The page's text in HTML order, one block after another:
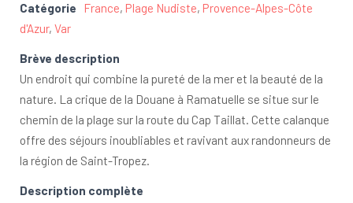
Catégorie France, Plage Nudiste, Provence-Alpes-Côte
d'Azur, Var
Brève description
Un endroit qui combine la pureté de la mer et la beauté de la
nature. La crique de la Douane à Ramatuelle se situe sur le
chemin de la plage sur la route du Cap Taillat. Cette calanque
offre des séjours inoubliables et ravivant aux randonneurs de
la région de Saint-Tropez.
Description complète